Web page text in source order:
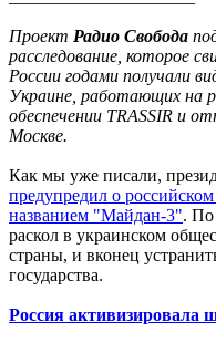
Проект Радио Свобода
расследование, которое
России годами получали
Украине, работающих на
обеспечении TRASSIR и
Москве.
Как мы уже писали,
предупредил о
названием "Майдан-3". По
раскол в украинском
страны, и вконец
государства.
Россия активизировала